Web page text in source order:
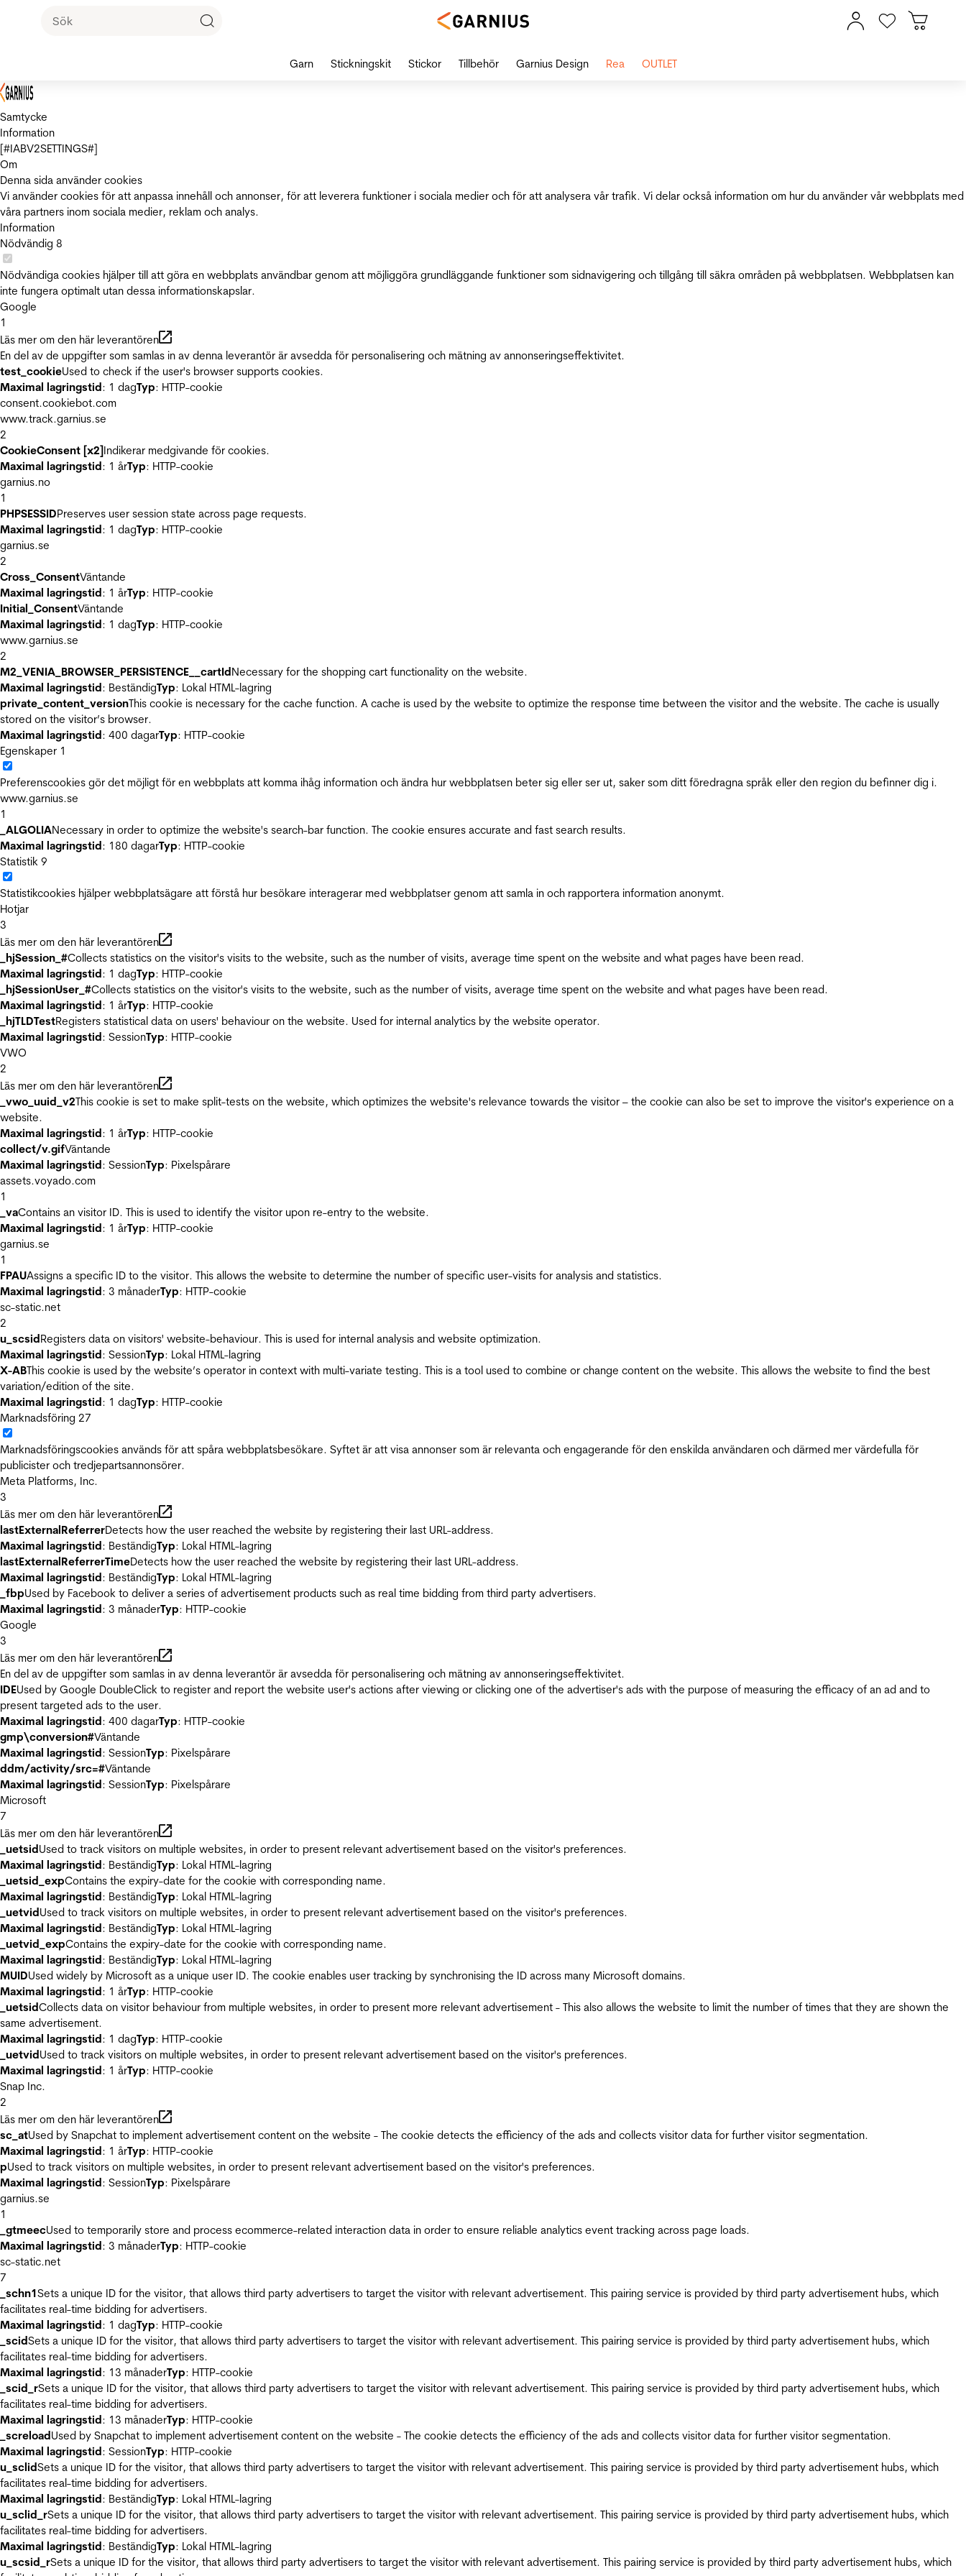
Samtycke
Information
[#IABV2SETTINGS#]
Om
Denna sida använder cookies
Vi använder cookies för att anpassa innehåll och annonser, för att leverera funktioner i sociala medier och för att analysera vår trafik. Vi delar också information om hur du använder vår webbplats med
våra partners inom sociala medier, reklam och analys.
Information
Nödvändig 8
Nödvändiga cookies hjälper till att göra en webbplats användbar genom att möjliggöra grundläggande funktioner som sidnavigering och tillgång till säkra områden på webbplatsen. Webbplatsen kan
inte fungera optimalt utan dessa informationskapslar.
Google
1
Läs mer om den här leverantören
En del av de uppgifter som samlas in av denna leverantör är avsedda för personalisering och mätning av annonseringseffektivitet.
test_cookieUsed to check if the user's browser supports cookies.
Maximal lagringstid: 1 dagTyp: HTTP-cookie
consent.cookiebot.com
www.track.garnius.se
2
CookieConsent [x2]Indikerar medgivande för cookies.
Maximal lagringstid: 1 årTyp: HTTP-cookie
garnius.no
1
PHPSESSIDPreserves user session state across page requests.
Maximal lagringstid: 1 dagTyp: HTTP-cookie
garnius.se
2
Cross_ConsentVäntande
Maximal lagringstid: 1 årTyp: HTTP-cookie
Initial_ConsentVäntande
Maximal lagringstid: 1 dagTyp: HTTP-cookie
www.garnius.se
2
M2_VENIA_BROWSER_PERSISTENCE__cartIdNecessary for the shopping cart functionality on the website.
Maximal lagringstid: BeständigTyp: Lokal HTML-lagring
private_content_versionThis cookie is necessary for the cache function. A cache is used by the website to optimize the response time between the visitor and the website. The cache is usually
stored on the visitor’s browser.
Maximal lagringstid: 400 dagarTyp: HTTP-cookie
Egenskaper 1
Preferenscookies gör det möjligt för en webbplats att komma ihåg information och ändra hur webbplatsen beter sig eller ser ut, saker som ditt föredragna språk eller den region du befinner dig i.
www.garnius.se
1
_ALGOLIANecessary in order to optimize the website's search-bar function. The cookie ensures accurate and fast search results.
Maximal lagringstid: 180 dagarTyp: HTTP-cookie
Statistik 9
Statistikcookies hjälper webbplatsägare att förstå hur besökare interagerar med webbplatser genom att samla in och rapportera information anonymt.
Hotjar
3
Läs mer om den här leverantören
_hjSession_#Collects statistics on the visitor's visits to the website, such as the number of visits, average time spent on the website and what pages have been read.
Maximal lagringstid: 1 dagTyp: HTTP-cookie
_hjSessionUser_#Collects statistics on the visitor's visits to the website, such as the number of visits, average time spent on the website and what pages have been read.
Maximal lagringstid: 1 årTyp: HTTP-cookie
_hjTLDTestRegisters statistical data on users' behaviour on the website. Used for internal analytics by the website operator.
Maximal lagringstid: SessionTyp: HTTP-cookie
VWO
2
Läs mer om den här leverantören
_vwo_uuid_v2This cookie is set to make split-tests on the website, which optimizes the website's relevance towards the visitor – the cookie can also be set to improve the visitor's experience on a
website.
Maximal lagringstid: 1 årTyp: HTTP-cookie
collect/v.gifVäntande
Maximal lagringstid: SessionTyp: Pixelspårare
assets.voyado.com
1
_vaContains an visitor ID. This is used to identify the visitor upon re-entry to the website.
Maximal lagringstid: 1 årTyp: HTTP-cookie
garnius.se
1
FPAUAssigns a specific ID to the visitor. This allows the website to determine the number of specific user-visits for analysis and statistics.
Maximal lagringstid: 3 månaderTyp: HTTP-cookie
sc-static.net
2
u_scsidRegisters data on visitors' website-behaviour. This is used for internal analysis and website optimization.
Maximal lagringstid: SessionTyp: Lokal HTML-lagring
X-ABThis cookie is used by the website’s operator in context with multi-variate testing. This is a tool used to combine or change content on the website. This allows the website to find the best
variation/edition of the site.
Maximal lagringstid: 1 dagTyp: HTTP-cookie
Marknadsföring 27
Marknadsföringscookies används för att spåra webbplatsbesökare. Syftet är att visa annonser som är relevanta och engagerande för den enskilda användaren och därmed mer värdefulla för
publicister och tredjepartsannonsörer.
Meta Platforms, Inc.
3
Läs mer om den här leverantören
lastExternalReferrerDetects how the user reached the website by registering their last URL-address.
Maximal lagringstid: BeständigTyp: Lokal HTML-lagring
lastExternalReferrerTimeDetects how the user reached the website by registering their last URL-address.
Maximal lagringstid: BeständigTyp: Lokal HTML-lagring
_fbpUsed by Facebook to deliver a series of advertisement products such as real time bidding from third party advertisers.
Maximal lagringstid: 3 månaderTyp: HTTP-cookie
Google
3
Läs mer om den här leverantören
En del av de uppgifter som samlas in av denna leverantör är avsedda för personalisering och mätning av annonseringseffektivitet.
IDEUsed by Google DoubleClick to register and report the website user's actions after viewing or clicking one of the advertiser's ads with the purpose of measuring the efficacy of an ad and to
present targeted ads to the user.
Maximal lagringstid: 400 dagarTyp: HTTP-cookie
gmp\conversion#Väntande
Maximal lagringstid: SessionTyp: Pixelspårare
ddm/activity/src=#Väntande
Maximal lagringstid: SessionTyp: Pixelspårare
Microsoft
7
Läs mer om den här leverantören
_uetsidUsed to track visitors on multiple websites, in order to present relevant advertisement based on the visitor's preferences.
Maximal lagringstid: BeständigTyp: Lokal HTML-lagring
_uetsid_expContains the expiry-date for the cookie with corresponding name.
Maximal lagringstid: BeständigTyp: Lokal HTML-lagring
_uetvidUsed to track visitors on multiple websites, in order to present relevant advertisement based on the visitor's preferences.
Maximal lagringstid: BeständigTyp: Lokal HTML-lagring
_uetvid_expContains the expiry-date for the cookie with corresponding name.
Maximal lagringstid: BeständigTyp: Lokal HTML-lagring
MUIDUsed widely by Microsoft as a unique user ID. The cookie enables user tracking by synchronising the ID across many Microsoft domains.
Maximal lagringstid: 1 årTyp: HTTP-cookie
_uetsidCollects data on visitor behaviour from multiple websites, in order to present more relevant advertisement - This also allows the website to limit the number of times that they are shown the
same advertisement.
Maximal lagringstid: 1 dagTyp: HTTP-cookie
_uetvidUsed to track visitors on multiple websites, in order to present relevant advertisement based on the visitor's preferences.
Maximal lagringstid: 1 årTyp: HTTP-cookie
Snap Inc.
2
Läs mer om den här leverantören
sc_atUsed by Snapchat to implement advertisement content on the website - The cookie detects the efficiency of the ads and collects visitor data for further visitor segmentation.
Maximal lagringstid: 1 årTyp: HTTP-cookie
pUsed to track visitors on multiple websites, in order to present relevant advertisement based on the visitor's preferences.
Maximal lagringstid: SessionTyp: Pixelspårare
garnius.se
1
_gtmeecUsed to temporarily store and process ecommerce-related interaction data in order to ensure reliable analytics event tracking across page loads.
Maximal lagringstid: 3 månaderTyp: HTTP-cookie
sc-static.net
7
_schn1Sets a unique ID for the visitor, that allows third party advertisers to target the visitor with relevant advertisement. This pairing service is provided by third party advertisement hubs, which
facilitates real-time bidding for advertisers.
Maximal lagringstid: 1 dagTyp: HTTP-cookie
_scidSets a unique ID for the visitor, that allows third party advertisers to target the visitor with relevant advertisement. This pairing service is provided by third party advertisement hubs, which
facilitates real-time bidding for advertisers.
Maximal lagringstid: 13 månaderTyp: HTTP-cookie
_scid_rSets a unique ID for the visitor, that allows third party advertisers to target the visitor with relevant advertisement. This pairing service is provided by third party advertisement hubs, which
facilitates real-time bidding for advertisers.
Maximal lagringstid: 13 månaderTyp: HTTP-cookie
_screloadUsed by Snapchat to implement advertisement content on the website - The cookie detects the efficiency of the ads and collects visitor data for further visitor segmentation.
Maximal lagringstid: SessionTyp: HTTP-cookie
u_sclidSets a unique ID for the visitor, that allows third party advertisers to target the visitor with relevant advertisement. This pairing service is provided by third party advertisement hubs, which
facilitates real-time bidding for advertisers.
Maximal lagringstid: BeständigTyp: Lokal HTML-lagring
u_sclid_rSets a unique ID for the visitor, that allows third party advertisers to target the visitor with relevant advertisement. This pairing service is provided by third party advertisement hubs, which
facilitates real-time bidding for advertisers.
Maximal lagringstid: BeständigTyp: Lokal HTML-lagring
u_scsid_rSets a unique ID for the visitor, that allows third party advertisers to target the visitor with relevant advertisement. This pairing service is provided by third party advertisement hubs, which
Garn Stickningskit Stickor Tillbehör Garnius Design Rea OUTLET